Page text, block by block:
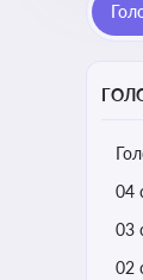
04
03
02